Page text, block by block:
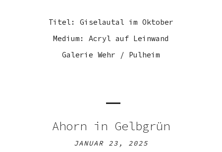
Titel: Giselautal im Oktober
Medium: Acryl auf Leinwand
Galerie Wehr / Pulheim
Ahorn in Gelbgrün
JANUAR 23, 2025